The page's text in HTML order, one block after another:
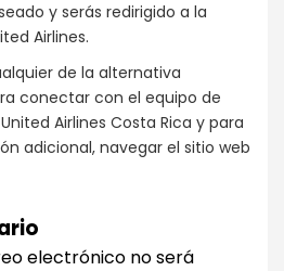
y serás redirigido a la
Airlines.
de la alternativa
conectar con el equipo de
Airlines Costa Rica y para
adicional, navegar el sitio web
electrónico no será